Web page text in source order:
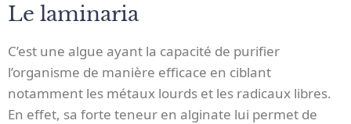
Le laminaria
C’est une algue ayant la capacité de purifier
l’organisme de manière efficace en ciblant
notamment les métaux lourds et les radicaux libres.
En effet, sa forte teneur en alginate lui permet de